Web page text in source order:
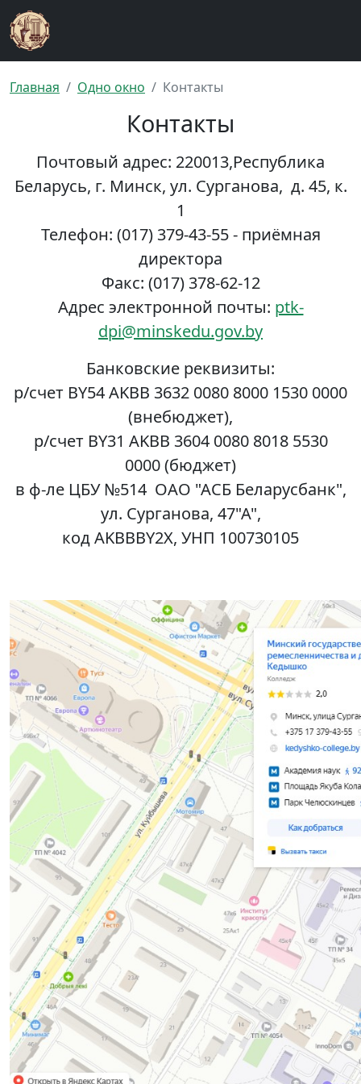
Главная Одно окно Контакты
Контакты
Почтовый адрес: 220013,Республика
Беларусь, г. Минск, ул. Сурганова, д. 45, к.
1
Телефон: (017) 379-43-55 - приёмная
директора
Факс: (017) 378-62-12
Адрес электронной почты: ptk-
dpi@minskedu.gov.by
Банковские реквизиты:
р/счет BY54 AKBB 3632 0080 8000 1530 0000
(внебюджет),
р/счет BY31 AKBB 3604 0080 8018 5530
0000 (бюджет)
в ф-ле ЦБУ №514 ОАО "АСБ Беларусбанк",
ул. Сурганова, 47"А",
код AKBBBY2X, УНП 100730105